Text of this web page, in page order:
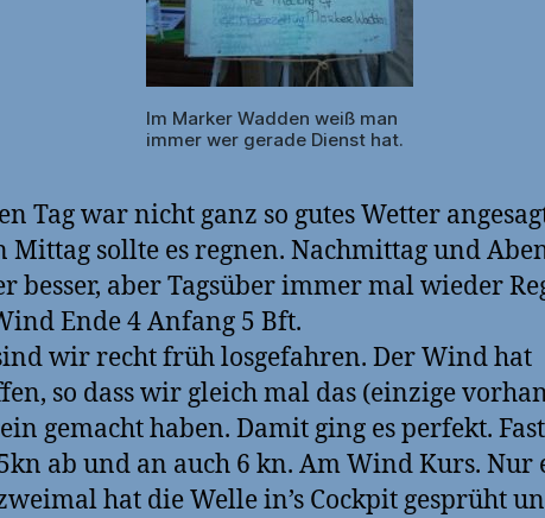
Im Marker Wadden weiß man
immer wer gerade Dienst hat.
Tag war nicht ganz so gutes Wetter
Mittag sollte es regnen. Nachmittag und
besser, aber Tagsüber immer mal wieder
Ende 4 Anfang 5 Bft.
wir recht früh losgefahren. Der Wind hat
so dass wir gleich mal das (einzige
gemacht haben. Damit ging es perfekt.
ab und an auch 6 kn. Am Wind Kurs. Nur
hat die Welle in’s Cockpit gesprüht